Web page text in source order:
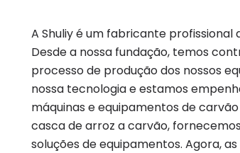
A Shuliy é um fabricante
Desde a nossa fundação, temos
processo de produção dos nossos
nossa tecnologia e estamos
máquinas e equipamentos de
casca de arroz a carvão,
soluções de equipamentos. Agora,